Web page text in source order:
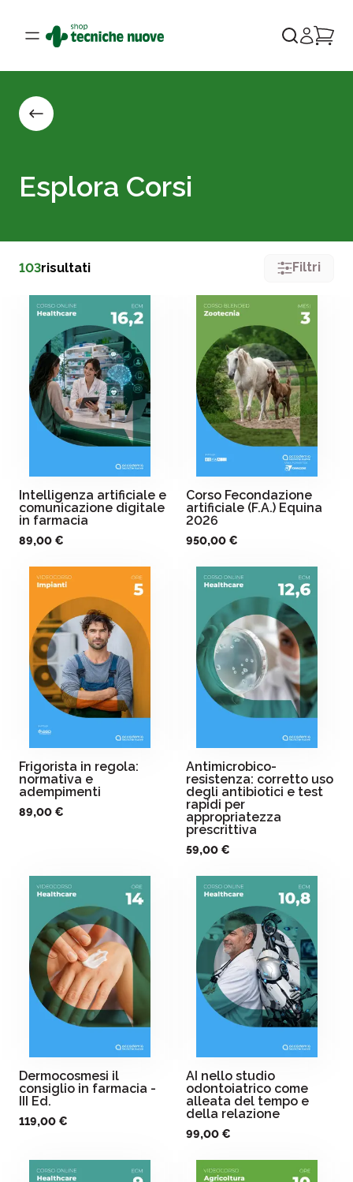
Esplora Corsi
103risultati Filtri
Intelligenza artificiale e
comunicazione digitale
in farmacia
89,00 €
Corso Fecondazione
artificiale (F.A.) Equina
2026
950,00 €
Frigorista in regola:
normativa e
adempimenti
89,00 €
Antimicrobico-
resistenza: corretto uso
degli antibiotici e test
rapidi per
appropriatezza
prescrittiva
59,00 €
Dermocosmesi il
consiglio in farmacia -
III Ed.
119,00 €
AI nello studio
odontoiatrico come
alleata del tempo e
della relazione
99,00 €